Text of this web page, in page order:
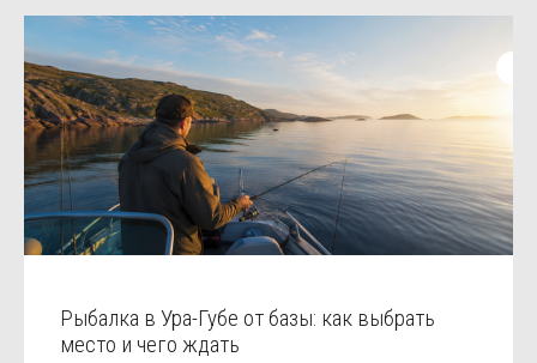
Рыбалка в Ура-Губе от базы: как выбрать
место и чего ждать